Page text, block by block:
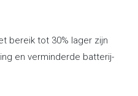
bereik tot 30% lager zijn
en verminderde batterij-